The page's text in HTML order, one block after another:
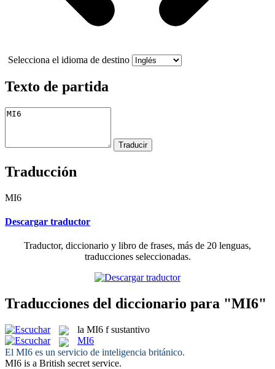
Selecciona el idioma de destino
Texto de partida
Traducción
MI6
Descargar traductor
Traductor, diccionario y libro de frases, más de 20 lenguas,
traducciones seleccionadas.
Traducciones del diccionario para "MI6"
la MI6 f sustantivo
MI6
El MI6 es un servicio de inteligencia británico.
MI6 is a British secret service.